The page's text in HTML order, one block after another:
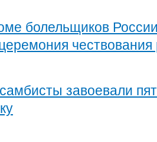
болельщиков
завоевали